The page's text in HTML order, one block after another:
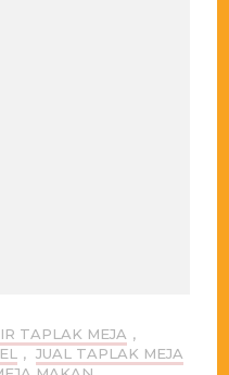
TAPLAK MEJA ,
, JUAL TAPLAK MEJA